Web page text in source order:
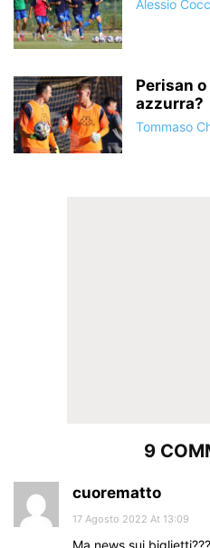
Alessio
Perisan
azzurra?
Tommaso
9
cuorematto
17 Agosto 2022 At 13:09
Ma news sui biglietti???